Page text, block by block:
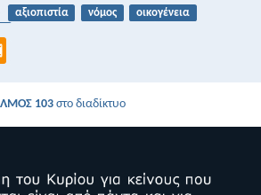
αξιοπιστία νόμος
οικογένεια
103 στο διαδίκτυο